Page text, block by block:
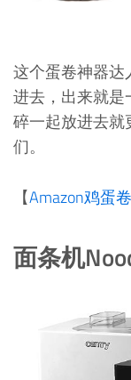
这个蛋卷神器
进去，出来就
碎一起放进去
们。
【Amazon鸡蛋
面条机